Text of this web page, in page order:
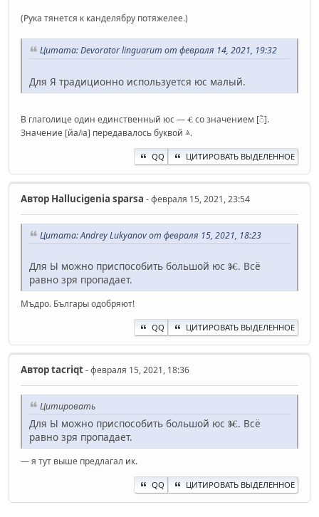
(Рука тянется к канделябру потяжелее.)
Цитата: Devorator linguarum от февраля 14, 2021, 19:32
Для Я традиционно используется юс малый.
В глаголице один единственный юс — Ⱔ со значением [◌̃].
Значение [йа/ʲа] передавалось буквой ⱑ.
QQ ЦИТИРОВАТЬ ВЫДЕЛЕННОЕ
Автор Hallucigenia sparsa - февраля 15, 2021, 23:54
Цитата: Andrey Lukyanov от февраля 15, 2021, 18:23
Для Ы можно приспособить большой юс Ⱘ. Всё
равно зря пропадает.
Мъдро. Българы одобряют!
QQ ЦИТИРОВАТЬ ВЫДЕЛЕННОЕ
Авторta‍criqt- февраля 15, 2021, 18:36
Цитировать
Для Ы можно приспособить большой юс Ⱘ. Всё
равно зря пропадает.
— я тут выше предлагал ик.
QQ ЦИТИРОВАТЬ ВЫДЕЛЕННОЕ